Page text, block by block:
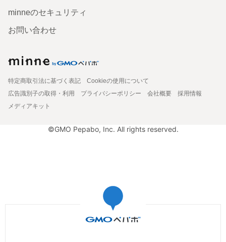
minneのセキュリティ
お問い合わせ
特定商取引法に基づく表記
Cookieの使用について
広告識別子の取得・利用
プライバシーポリシー 会社概要
採用情報
メディアキット
©GMO Pepabo, Inc. All rights reserved.